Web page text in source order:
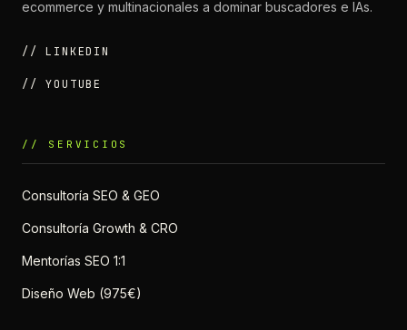
ecommerce y multinacionales a dominar buscadores e IAs.
// LINKEDIN
// YOUTUBE
// SERVICIOS
Consultoría SEO & GEO
Consultoría Growth & CRO
Mentorías SEO 1:1
Diseño Web (975€)